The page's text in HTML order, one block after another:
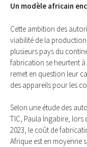
Un modèle africain
Cette ambition des
viabilité de la
plusieurs pays du
fabrication se heurtent
remet en question leur
des appareils pour les
Selon une étude des
TIC, Paula Ingabire, lors
2023, le coût de
Afrique est en moyenne